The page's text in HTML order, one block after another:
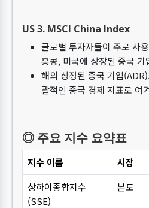
US 3. MSCI China Index
글로벌 투자자들이 주로 사
홍콩, 미국에 상장된 중국 기
해외 상장된 중국 기업
괄적인 중국 경제 지표로 여
◎ 주요 지수 요약표
지수 이름 시장
상하이종합지수
(SSE)
본토